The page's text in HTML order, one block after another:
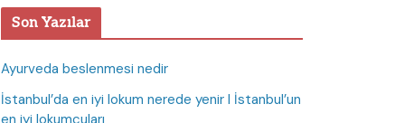
Son Yazılar
Ayurveda beslenmesi nedir
İstanbul’da en iyi lokum nerede yenir I İstanbul’un
en iyi lokumcuları